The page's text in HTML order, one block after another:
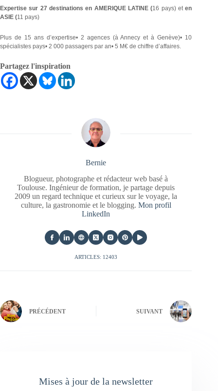
Expertise sur 27 destinations en AMERIQUE LATINE (16 pays) eten
ASIE (11 pays)
Plus de 15 ans d’expertise• 2 agences (à Annecy et à Genève)• 10
spécialistes pays• 2 000 passagers par an• 5 M€ de chiffre d’affaires.
Partagez l'inspiration
Bernie
Blogueur, photographe et rédacteur web basé à
Toulouse. Ingénieur de formation, je partage depuis
2009 un regard technique et curieux sur le voyage, la
culture, la gastronomie et le blogging. Mon profil
LinkedIn
ARTICLES: 12403
PRÉCÉDENT SUIVANT
Mises à jour de la newsletter